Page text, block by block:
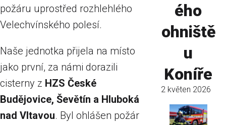
požáru uprostřed rozhlehlého
Velechvínského polesí.
Naše jednotka přijela na místo
jako první, za námi dorazili
cisterny z HZS České
Budějovice, Ševětín a Hluboká
nad Vltavou. Byl ohlášen požár
ého
ohniště
u
Koníře
2 květen 2026